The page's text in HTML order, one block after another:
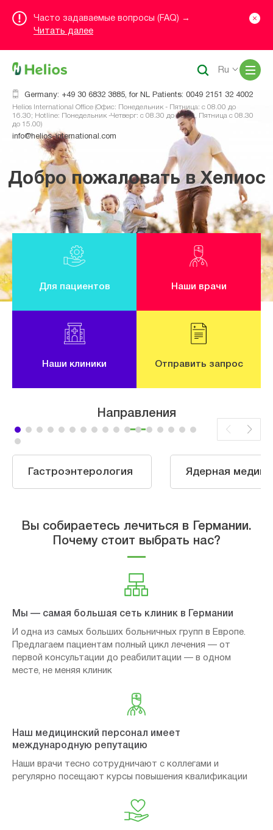
Часто задаваемые вопросы (FAQ) →
Читать далее
Germany: +49 30 6832 3885, for NL Patients: 0049 2151 32 4002
Helios International Office (Офис: Понедельник - Пятница: с 08.00 до
16.30; Hotline: Понедельник -Четверг: с 08.30 до 16.00, Пятница с 08.30
до 15.00)
info@helios-international.com
Ru
Добро пожаловать в Хелиос
Для пациентов Наши врачи
Наши клиники Отправить запрос
Направления
Гастроэнтерология Ядерная
Вы собираетесь лечиться в Германии.
Почему стоит выбрать нас?
Мы — самая большая сеть клиник в Германии
И одна из самых больших больничных групп в Европе.
Предлагаем пациентам полный цикл лечения — от
первой консультации до реабилитации — в одном
месте, не меняя клиник
Наш медицинский персонал имеет
международную репутацию
Наши врачи тесно сотрудничают с коллегами и
регулярно посещают курсы повышения квалификации